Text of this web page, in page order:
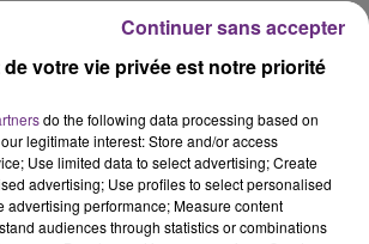
similaire « 100 % normand »
votre vie privée est notre priorité
do the following data processing based on
legitimate interest: Store and/or access
Use limited data to select advertising; Create
advertising; Use profiles to select personalised
advertising performance; Measure content
audiences through statistics or combinations
Continuer sans accepter